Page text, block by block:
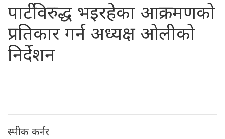
पार्टीविरुद्ध भइरहेका आक्रमणको
प्रतिकार गर्न अध्यक्ष ओलीको
निर्देशन
स्पीक कर्नर